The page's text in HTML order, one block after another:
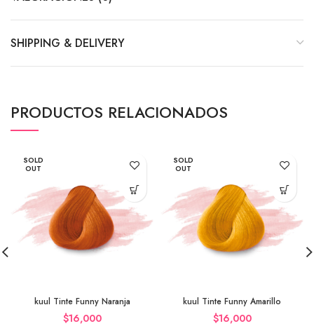
SHIPPING & DELIVERY
PRODUCTOS RELACIONADOS
SOLD
OUT
kuul Tinte Funny Naranja
$16,000
SOLD
OUT
kuul Tinte Funny Amarillo
$16,000